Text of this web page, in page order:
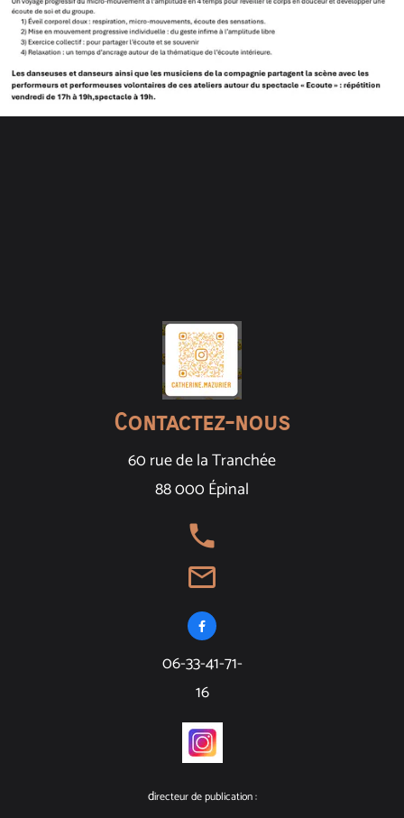
Contactez-nous
60 rue de la Tranchée
88 000 Épinal
local_phone
mail_outline

06-33-41-71-
16
directeur de publication :